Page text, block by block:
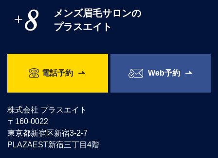
メンズ眉毛サロンの
プラスエイト
電話予約 Web予約
株式会社 プラスエイト
〒160-0022
東京都新宿区新宿3-2-7
PLAZAEST新宿三丁目4階